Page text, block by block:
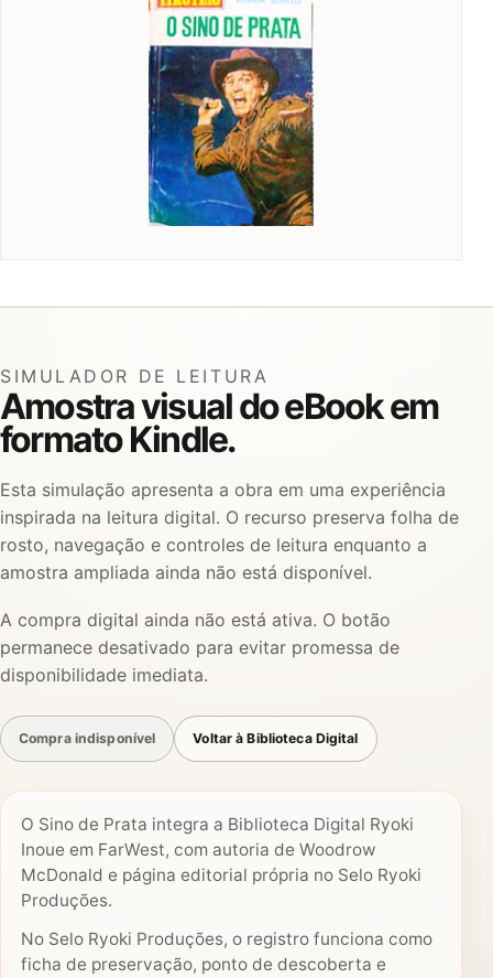
SIMULADOR DE LEITURA
Amostra visual do eBook em
formato Kindle.
Esta simulação apresenta a obra em uma experiência
inspirada na leitura digital. O recurso preserva folha de
rosto, navegação e controles de leitura enquanto a
amostra ampliada ainda não está disponível.
A compra digital ainda não está ativa. O botão
permanece desativado para evitar promessa de
disponibilidade imediata.
Compra indisponível Voltar à Biblioteca Digital
O Sino de Prata integra a Biblioteca Digital Ryoki
Inoue em FarWest, com autoria de Woodrow
McDonald e página editorial própria no Selo Ryoki
Produções.
No Selo Ryoki Produções, o registro funciona como
ficha de preservação, ponto de descoberta e